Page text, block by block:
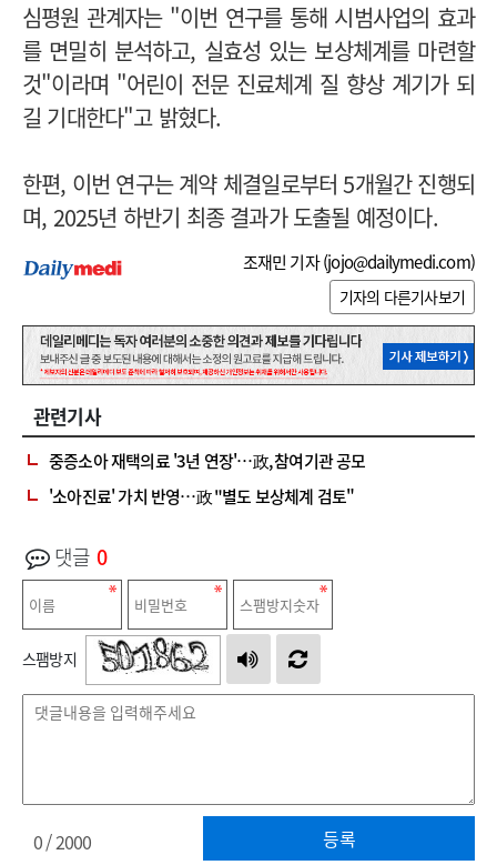
심평원 관계자는 "이번 연구를 통해 시범사업의 효과
를 면밀히 분석하고, 실효성 있는 보상체계를 마련할
것"이라며 "어린이 전문 진료체계 질 향상 계기가 되
길 기대한다"고 밝혔다.
한편, 이번 연구는 계약 체결일로부터 5개월간 진행되
며, 2025년 하반기 최종 결과가 도출될 예정이다.
조재민 기자 (jojo@dailymedi.com)
기자의 다른기사보기
관련기사
중증소아 재택의료 '3년 연장'…政, 참여기관 공모
'소아진료' 가치 반영…政 "별도 보상체계 검토"
댓글 0
스팸방지
등록
0/ 2000